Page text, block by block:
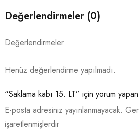
Değerlendirmeler (0)
Değerlendirmeler
Henüz değerlendirme yapılmadı.
“Saklama kabı 15. LT” için yorum
E-posta adresiniz yayınlanmayacak.
işaretlenmişlerdir